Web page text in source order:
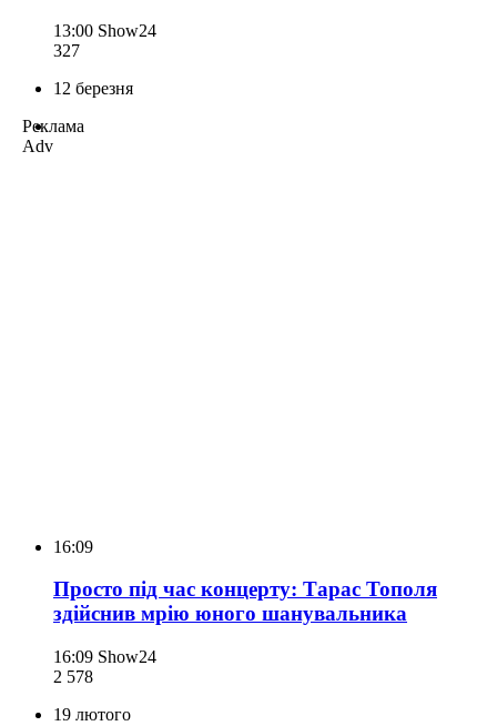
13:00 Show24
327
12 березня
Реклама
Adv
16:09
Просто під час концерту: Тарас Тополя
здійснив мрію юного шанувальника
16:09 Show24
2 578
19 лютого